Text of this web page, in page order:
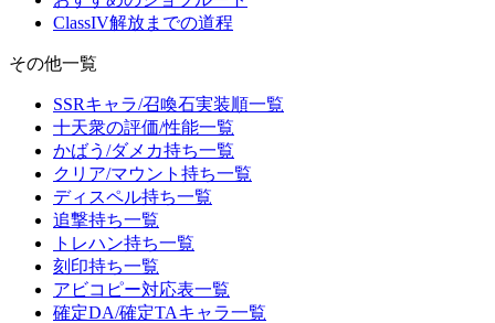
ClassIV解放までの道程
その他一覧
SSRキャラ/召喚石実装順一覧
十天衆の評価/性能一覧
かばう/ダメカ持ち一覧
クリア/マウント持ち一覧
ディスペル持ち一覧
追撃持ち一覧
トレハン持ち一覧
刻印持ち一覧
アビコピー対応表一覧
確定DA/確定TAキャラ一覧